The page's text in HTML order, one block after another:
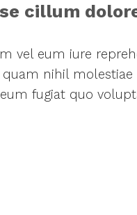
cillum
vel eum iure
quam nihil
fugiat quo